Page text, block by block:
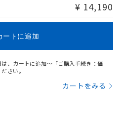
¥ 14,190
ートに追加
、カートに追加～「ご購入手続き：価
さい。
カートをみる